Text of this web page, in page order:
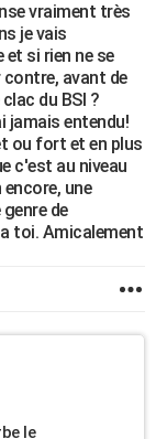
vraiment très
je vais
et si rien ne se
contre, avant de
du BSI ?
jamais entendu!
ou fort et en plus
c'est au niveau
une
de
toi. Amicalement
le